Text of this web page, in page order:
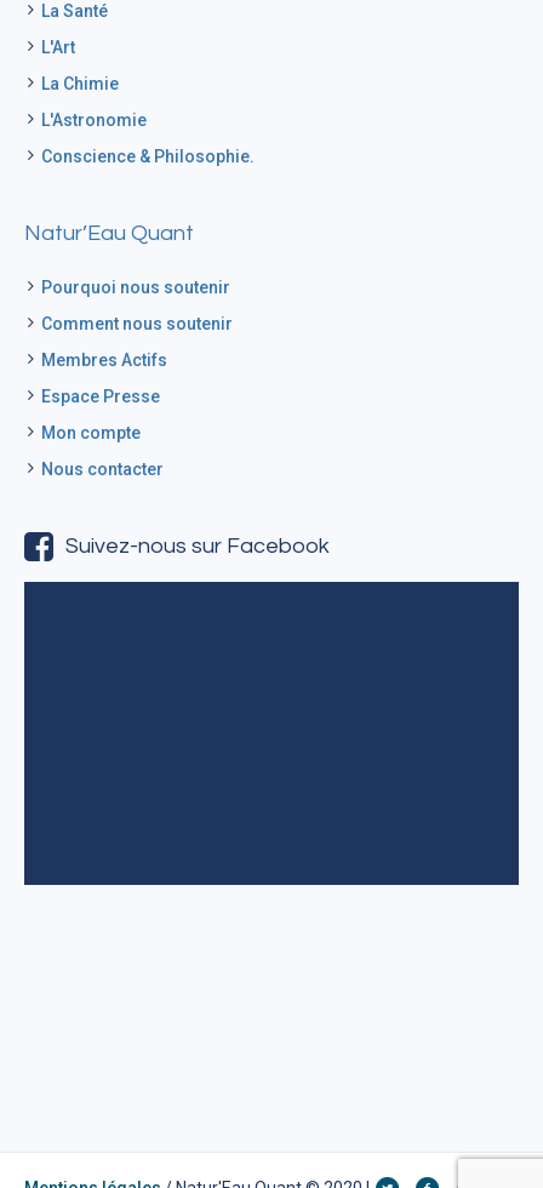
La Santé
L'Art
La Chimie
L'Astronomie
Conscience & Philosophie.
Natur’Eau Quant
Pourquoi nous soutenir
Comment nous soutenir
Membres Actifs
Espace Presse
Mon compte
Nous contacter
Suivez-nous sur Facebook